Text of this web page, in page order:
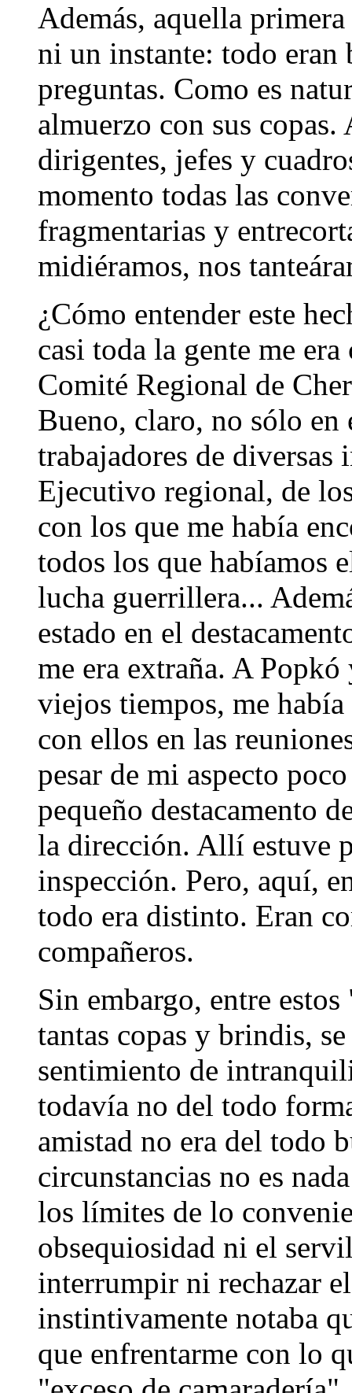
Además, aquella
ni un instante: todo eran
preguntas. Como es
almuerzo con sus copas.
dirigentes, jefes y
momento todas las
fragmentarias y
midiéramos, nos
¿Cómo entender este
casi toda la gente me
Comité Regional de
Bueno, claro, no sólo
trabajadores de
Ejecutivo regional, de
con los que me había
todos los que habíamos
lucha guerrillera...
estado en el
me era extraña. A
viejos tiempos, me había
con ellos en las
pesar de mi aspecto
pequeño destacamento
la dirección. Allí estuve
inspección. Pero, aquí,
todo era distinto. Eran
compañeros.
Sin embargo, entre
tantas copas y brindis,
sentimiento de
todavía no del todo
amistad no era del todo
circunstancias no es
los límites de lo
obsequiosidad ni el
interrumpir ni rechazar
instintivamente notaba
que enfrentarme con lo